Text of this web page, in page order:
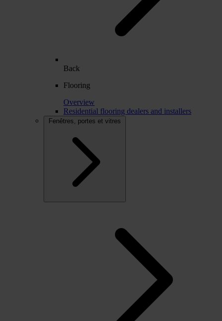
Back
Flooring
Overview
Residential flooring dealers and installers
Fenêtres, portes et vitres